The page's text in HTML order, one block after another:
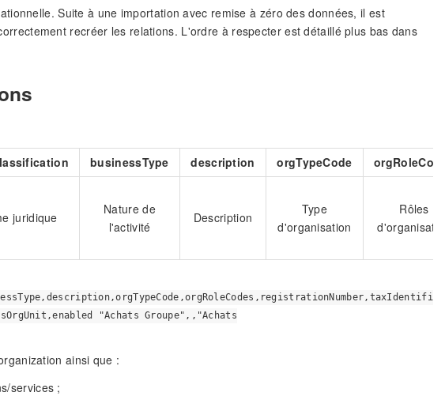
Suite à une importation avec remise à zéro des données, il est
recréer les relations. L'ordre à respecter est détaillé plus bas dans
businessType description orgTypeCode
juridique
Nature de
l'activité
Description
Type
d'organisation
Rôles
"Achats Groupe",,"Achats
ainsi que :
services ;